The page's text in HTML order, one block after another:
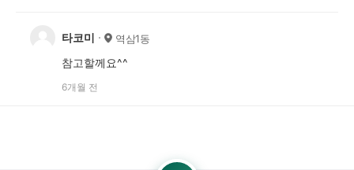
타코미 역삼1동
참고할께요^^
6개월 전